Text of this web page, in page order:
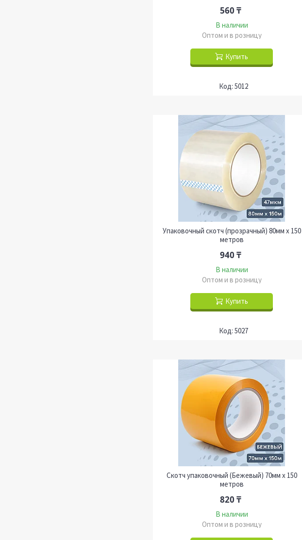
560 ₸
В наличии
Оптом и в розницу
Купить
5012
Упаковочный скотч (прозрачный) 80мм х 150
метров
940 ₸
В наличии
Оптом и в розницу
Купить
5027
Скотч упаковочный (Бежевый) 70мм х 150
метров
820 ₸
В наличии
Оптом и в розницу